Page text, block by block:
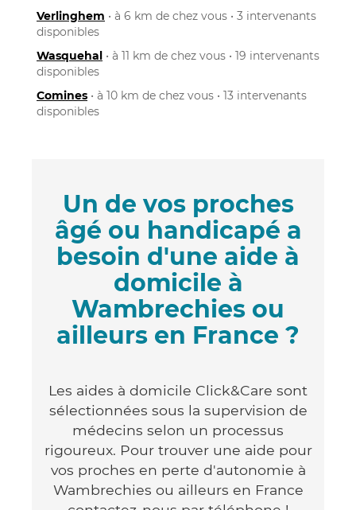
Verlinghem • à 6 km de chez vous • 3 intervenants
disponibles
Wasquehal • à 11 km de chez vous • 19 intervenants
disponibles
Comines • à 10 km de chez vous • 13 intervenants
disponibles
Un de vos proches
âgé ou handicapé a
besoin d'une aide à
domicile à
Wambrechies ou
ailleurs en France ?
Les aides à domicile Click&Care sont
sélectionnées sous la supervision de
médecins selon un processus
rigoureux. Pour trouver une aide pour
vos proches en perte d'autonomie à
Wambrechies ou ailleurs en France